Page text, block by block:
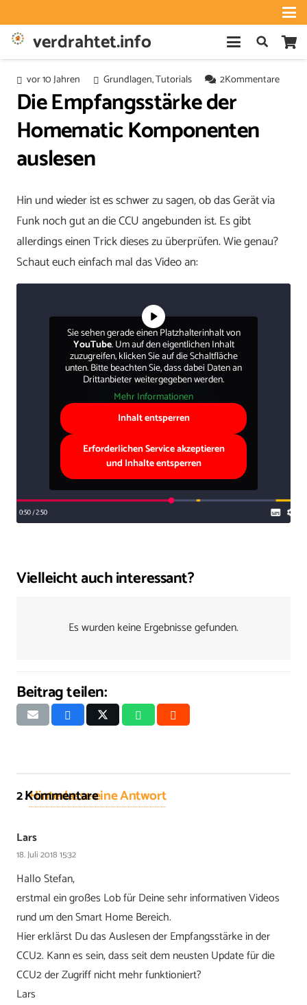
verdrahtet.info
vor 10 Jahren Grundlagen,Tutorials 2Kommentare
Die Empfangsstärke der
Homematic Komponenten
auslesen
Hin und wieder ist es schwer zu sagen, ob das Gerät via
Funk noch gut an die CCU angebunden ist. Es gibt
allerdings einen Trick dieses zu überprüfen. Wie genau?
Schaut euch einfach mal das Video an:
Sie sehen gerade einen Platzhalterinhalt von
YouTube. Um auf den eigentlichen Inhalt
zuzugreifen, klicken Sie auf die Schaltfläche
unten. Bitte beachten Sie, dass dabei Daten an
Drittanbieter weitergegeben werden.
Mehr Informationen
Inhalt entsperren
Erforderlichen Service akzeptieren
und Inhalte entsperren
Vielleicht auch interessant?
Es wurden keine Ergebnisse gefunden.
Beitrag teilen:
2Kommentare
.Hinterlasse eine Antwort
Lars
18. Juli 2018 15:32
Hallo Stefan,
erstmal ein großes Lob für Deine sehr informativen Videos
rund um den Smart Home Bereich.
Hier erklärst Du das Auslesen der Empfangsstärke in der
CCU2. Kann es sein, dass seit dem neusten Update für die
CCU2 der Zugriff nicht mehr funktioniert?
Lars